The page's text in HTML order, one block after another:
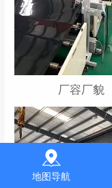
厂容厂貌
地图导航